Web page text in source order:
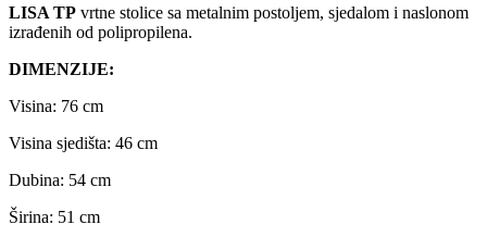
LISA TP vrtne stolice sa metalnim postoljem, sjedalom i naslonom
izrađenih od polipropilena.
DIMENZIJE:
Visina: 76 cm
Visina sjedišta: 46 cm
Dubina: 54 cm
Širina: 51 cm